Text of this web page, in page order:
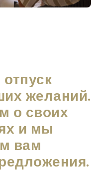
желаний.
о своих
и мы
вам